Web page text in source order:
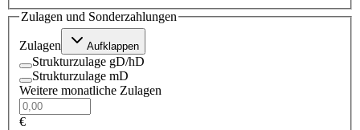
Zulagen und Sonderzahlungen
Zulagen Aufklappen
Strukturzulage gD/hD
Strukturzulage mD
Weitere monatliche Zulagen
€